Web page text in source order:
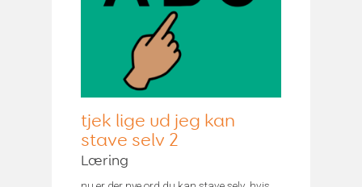
tjek lige ud jeg kan
stave selv 2
Læring